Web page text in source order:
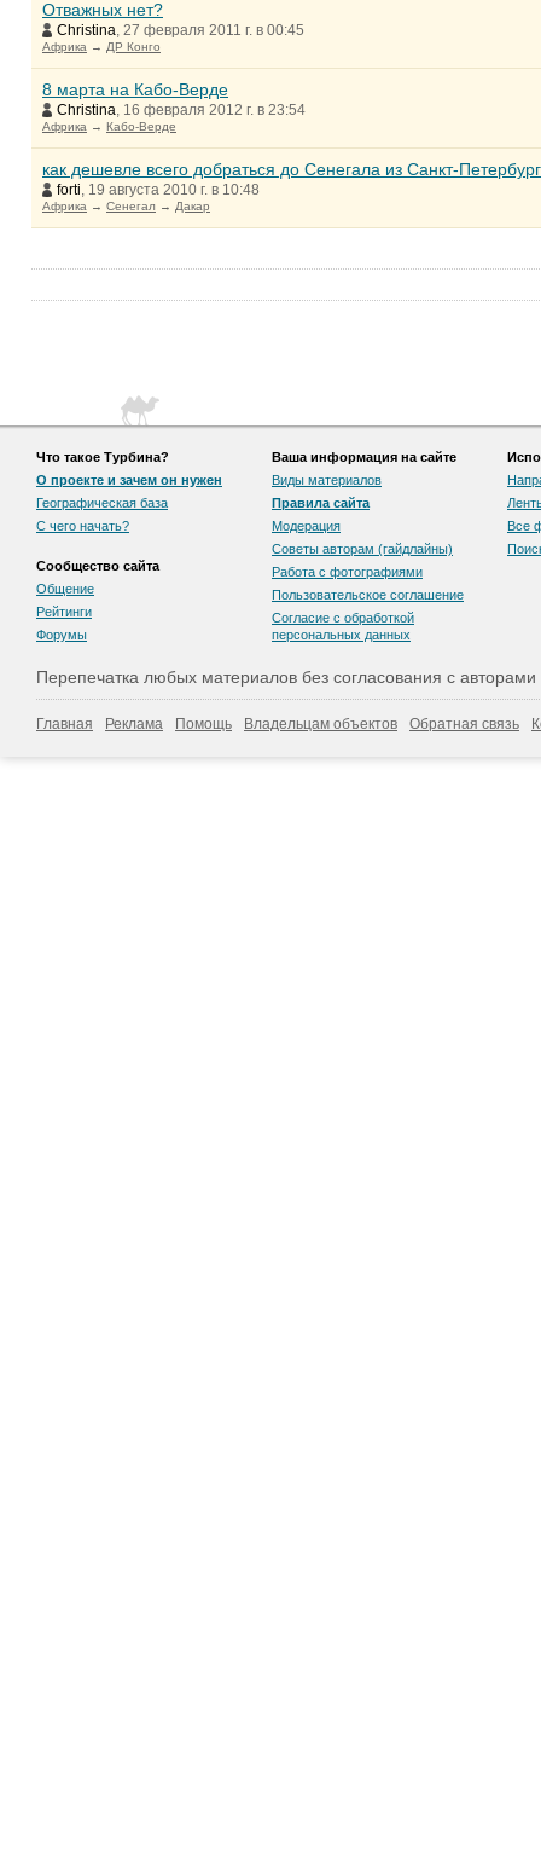
Отважных нет?
Christina, 27 февраля 2011 г. в 00:45
Африка → ДР Конго
8 марта на Кабо-Верде
Christina, 16 февраля 2012 г. в 23:54
Африка → Кабо-Верде
как дешевле всего добраться до Сенегала из Санкт-
forti, 19 августа 2010 г. в 10:48
Африка → Сенегал → Дакар
Что такое Турбина?
О проекте и зачем он нужен
Географическая база
С чего начать?
Сообщество сайта
Общение
Рейтинги
Форумы
Ваша информация на сайте
Виды материалов
Правила сайта
Модерация
Советы авторам (гайдлайны)
Работа с фотографиями
Пользовательскоe соглашение
Согласие с обработкой
персональных данных
Все
Перепечатка любых материалов без согласования с
Главная Реклама Помощь Владельцам объектов Обратная связь